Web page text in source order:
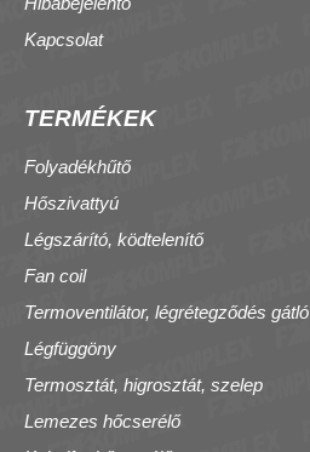
Kapcsolat
TERMÉKEK
Folyadékhűtő
Hőszivattyú
Légszárító, ködtelenítő
Fan coil
Termoventilátor, légrétegződés gátló
Légfüggöny
Termosztát, higrosztát, szelep
Lemezes hőcserélő